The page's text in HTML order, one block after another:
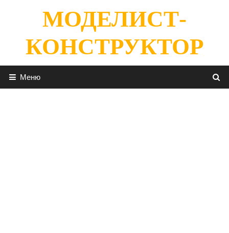
содержимомуМОДЕЛИСТ-
КОНСТРУКТОР
Меню